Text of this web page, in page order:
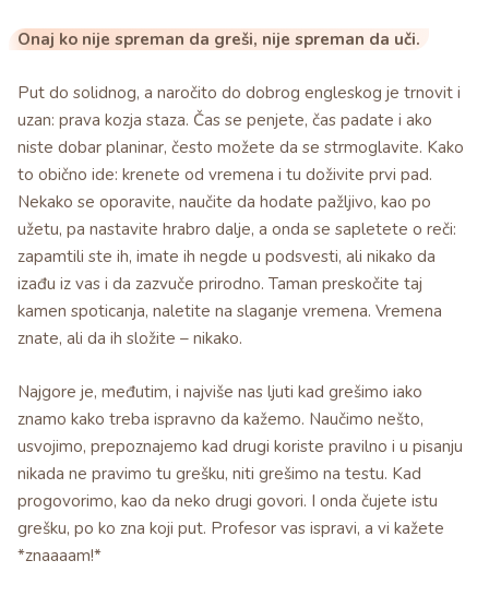
Onaj ko nije spreman da greši, nije spreman da uči.
Put do solidnog, a naročito do dobrog engleskog je trnovit i
uzan: prava kozja staza. Čas se penjete, čas padate i ako
niste dobar planinar, često možete da se strmoglavite. Kako
to obično ide: krenete od vremena i tu doživite prvi pad.
Nekako se oporavite, naučite da hodate pažljivo, kao po
užetu, pa nastavite hrabro dalje, a onda se sapletete o reči:
zapamtili ste ih, imate ih negde u podsvesti, ali nikako da
izađu iz vas i da zazvuče prirodno. Taman preskočite taj
kamen spoticanja, naletite na slaganje vremena. Vremena
znate, ali da ih složite – nikako.
Najgore je, međutim, i najviše nas ljuti kad grešimo iako
znamo kako treba ispravno da kažemo. Naučimo nešto,
usvojimo, prepoznajemo kad drugi koriste pravilno i u pisanju
nikada ne pravimo tu grešku, niti grešimo na testu. Kad
progovorimo, kao da neko drugi govori. I onda čujete istu
grešku, po ko zna koji put. Profesor vas ispravi, a vi kažete
*znaaaam!*